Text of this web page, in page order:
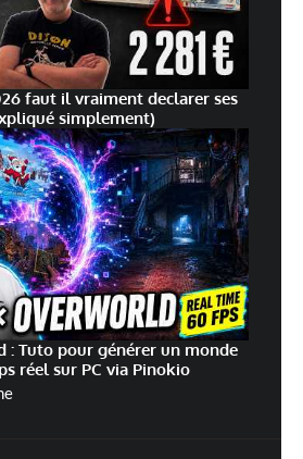
faut il vraiment declarer ses
simplement)
: Tuto pour générer un monde
réel sur PC via Pinokio